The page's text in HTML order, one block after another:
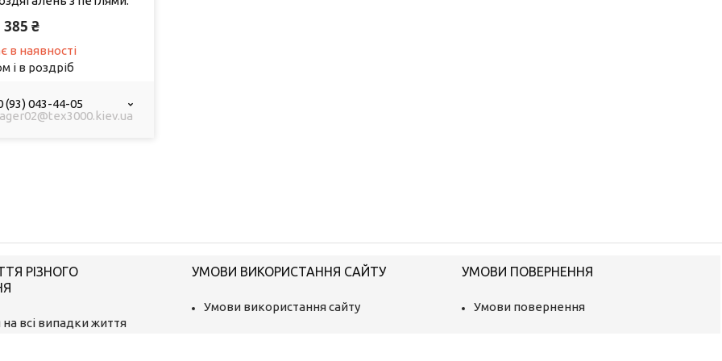
385 ₴
в наявності
і в роздріб
(93) 043-44-05
РІЗНОГО
всі випадки життя
УМОВИ ВИКОРИСТАННЯ САЙТУ
Умови використання сайту
УМОВИ ПОВЕРНЕННЯ
Умови повернення